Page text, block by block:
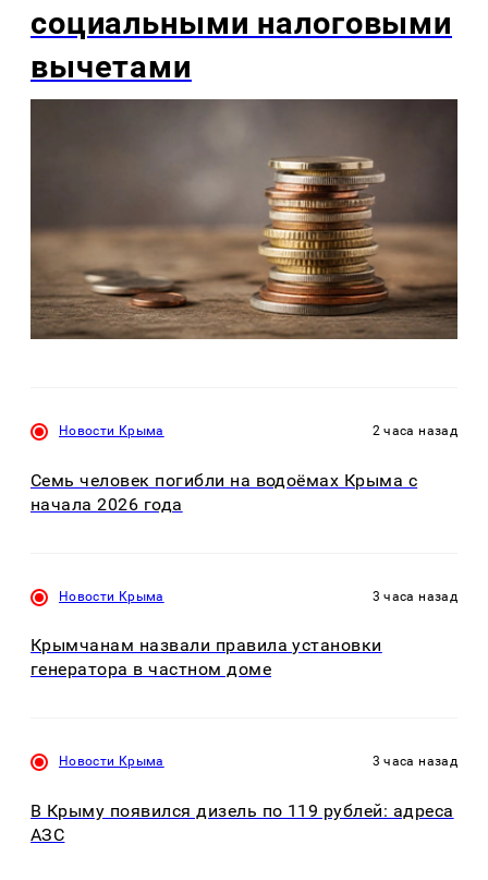
социальными налоговыми
вычетами
Новости Крыма 2 часа назад
Семь человек погибли на водоёмах Крыма с
начала 2026 года
Новости Крыма 3 часа назад
Крымчанам назвали правила установки
генератора в частном доме
Новости Крыма 3 часа назад
В Крыму появился дизель по 119 рублей: адреса
АЗС